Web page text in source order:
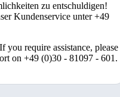
zu entschuldigen!
Kundenservice unter +49
you require assistance, please
on +49 (0)30 - 81097 - 601.